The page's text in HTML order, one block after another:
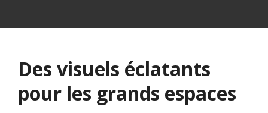
Des visuels éclatants
pour les grands espaces